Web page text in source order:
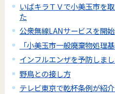
いばキラＴＶで小美玉市を
た
公衆無線LANサービスを開
「小美玉市一般廃棄物処理
インフルエンザを予防しま
野鳥との接し方
テレビ東京で乾杯条例が紹